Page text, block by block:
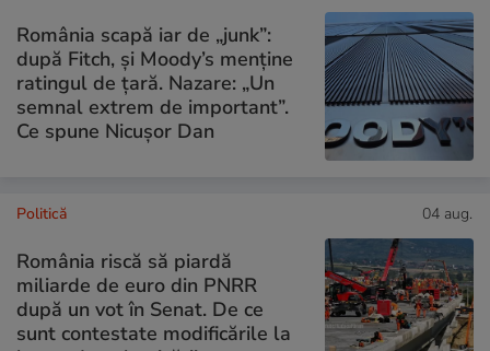
România scapă iar de „junk”:
după Fitch, și Moody’s menține
ratingul de țară. Nazare: „Un
semnal extrem de important”.
Ce spune Nicușor Dan
Politică 04 aug.
România riscă să piardă
miliarde de euro din PNRR
după un vot în Senat. De ce
sunt contestate modificările la